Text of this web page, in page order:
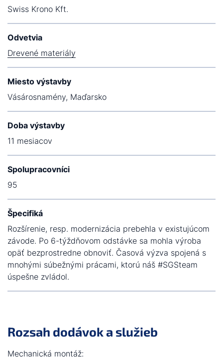
Swiss Krono Kft.
Odvetvia
Drevené materiály
Miesto výstavby
Vásárosnamény, Maďarsko
Doba výstavby
11 mesiacov
Spolupracovníci
95
Špecifiká
Rozšírenie, resp. modernizácia prebehla v existujúcom
závode. Po 6-týždňovom odstávke sa mohla výroba
opäť bezprostredne obnoviť. Časová výzva spojená s
mnohými súbežnými prácami, ktorú náš #SGSteam
úspešne zvládol.
Rozsah dodávok a služieb
Mechanická montáž: